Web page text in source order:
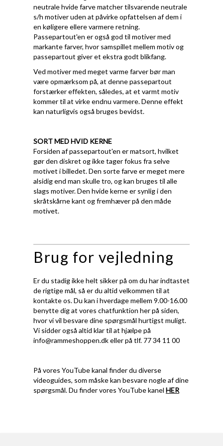
neutrale hvide farve matcher tilsvarende neutrale
s/h motiver uden at påvirke opfattelsen af dem i
en køligere ellere varmere retning.
Passepartout'en er også god til motiver med
markante farver, hvor samspillet mellem motiv og
passepartout giver et ekstra godt blikfang.
Ved motiver med meget varme farver bør man
være opmærksom på, at denne passepartout
forstærker effekten, således, at et varmt motiv
kommer til at virke endnu varmere. Denne effekt
kan naturligvis også bruges bevidst.
SORT MED HVID KERNE
Forsiden af passepartout'en er matsort, hvilket
gør den diskret og ikke tager fokus fra selve
motivet i billedet. Den sorte farve er meget mere
alsidig end man skulle tro, og kan bruges til alle
slags motiver. Den hvide kerne er synlig i den
skråtskårne kant og fremhæver på den måde
motivet.
Brug for vejledning
Er du stadig ikke helt sikker på om du har indtastet
de rigtige mål, så er du altid velkommen til at
kontakte os. Du kan i hverdage mellem 9.00-16.00
benytte dig at vores chatfunktion her på siden,
hvor vi vil besvare dine spørgsmål hurtigst muligt.
Vi sidder også altid klar til at hjælpe på
info@rammeshoppen.dkeller på tlf. 77 34 11 00
På vores YouTube kanal finder du diverse
videoguides, som måske kan besvare nogle af dine
spørgsmål. Du finder vores YouTube kanel HER